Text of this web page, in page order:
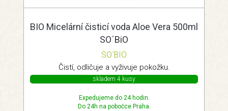
BIO Micelární čisticí voda Aloe Vera 500ml
SO´BiO
SO´BIO
Čistí, odličuje a vyživuje pokožku.
skladem 4 kusy
Expedujeme do 24 hodin.
Do 24h na pobočce Praha.